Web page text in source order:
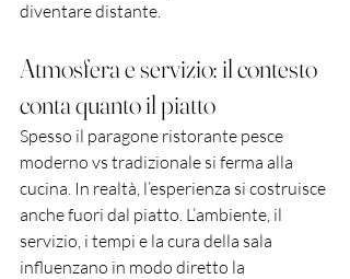
diventare distante.
Atmosfera e servizio: il contesto
conta quanto il piatto
Spesso il paragone ristorante pesce
moderno vs tradizionale si ferma alla
cucina. In realtà, l’esperienza si costruisce
anche fuori dal piatto. L’ambiente, il
servizio, i tempi e la cura della sala
influenzano in modo diretto la